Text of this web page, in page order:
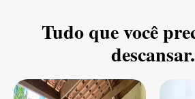
Tudo que você
descansar.